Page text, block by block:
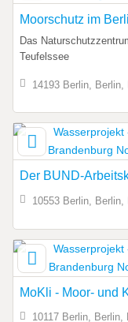
Moorschutz im
Das
Teufelssee
14193 Berlin, Berlin,
Der BUND-
10553 Berlin, Berlin,
MoKli - Moor- und
10117 Berlin, Berlin,